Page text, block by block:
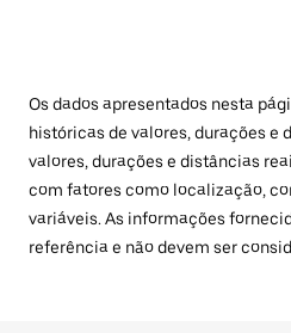
Os dados apresentados nesta
históricas de valores, durações e
valores, durações e distâncias
com fatores como localização,
variáveis. As informações
referência e não devem ser